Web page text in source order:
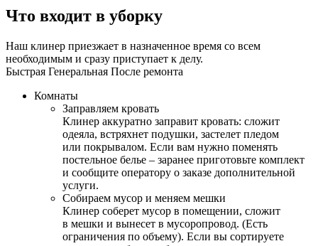
Что входит в уборку
Наш клинер приезжает в назначенное время со всем
необходимым и сразу приступает к делу.
Быстрая Генеральная После ремонта
Комнаты
Заправляем кровать
Клинер аккуратно заправит кровать: сложит
одеяла, встряхнет подушки, застелет пледом
или покрывалом. Если вам нужно поменять
постельное белье – заранее приготовьте комплект
и сообщите оператору о заказе дополнительной
услуги.
Собираем мусор и меняем мешки
Клинер соберет мусор в помещении, сложит
в мешки и вынесет в мусоропровод. (Есть
ограничения по объему). Если вы сортируете